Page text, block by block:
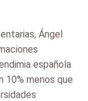
Ángel
española
10% menos que